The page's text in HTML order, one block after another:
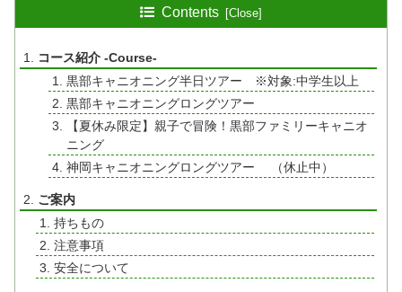
Contents
コース紹介 -Course-
黒部キャニオニング半日ツアー ※対象:中学生以上
黒部キャニオニングロングツアー
【夏休み限定】親子で冒険！黒部ファミリーキャニオ
ニング
神岡キャニオニングロングツアー （休止中）
ご案内
持ちもの
注意事項
安全について